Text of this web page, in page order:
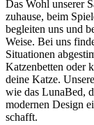
Das Wohl unserer
zuhause, beim
begleiten uns und
Weise. Bei uns
Situationen
Katzenbetten oder
deine Katze.
wie das LunaBed,
modernen Design
schafft.